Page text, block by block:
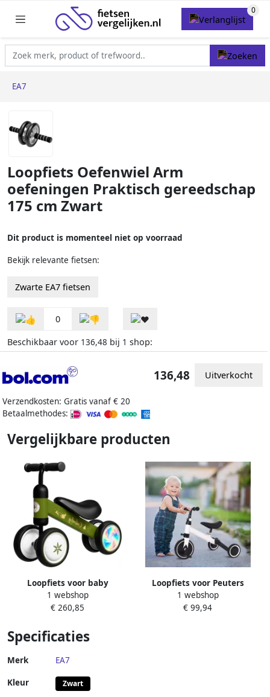
EA7
Loopfiets Oefenwiel Arm
oefeningen Praktisch gereedschap
175 cm Zwart
Dit product is momenteel niet op voorraad
Bekijk relevante fietsen:
Zwarte EA7 fietsen
0
Beschikbaar voor 136,48 bij 1 shop:
Verzendkosten: Gratis vanaf € 20
Betaalmethodes:
136,48 Uitverkocht
Vergelijkbare producten
Loopfiets voor baby
Peuterfiets Rijfiets Balans
Ontwikkelen Kleurrijke
1 webshop
€ 260,85
Loopfiets voor Peuters
Kinderloopfiets Babyfiets
Balans Leren 3 Wielen
1 webshop
€ 99,94
Specificaties
Merk EA7
Kleur Zwart